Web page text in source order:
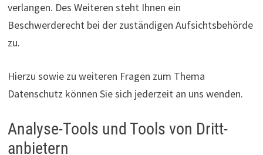
verlangen. Des Weiteren steht Ihnen ein
Beschwerderecht bei der zuständigen Aufsichtsbehörde
zu.
Hierzu sowie zu weiteren Fragen zum Thema
Datenschutz können Sie sich jederzeit an uns wenden.
Analyse-Tools und Tools von Dritt­
anbietern